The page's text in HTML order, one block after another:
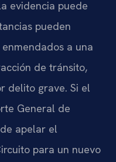
evidencia puede
pueden
a una
de tránsito,
delito grave. Si el
General de
apelar el
para un nuevo